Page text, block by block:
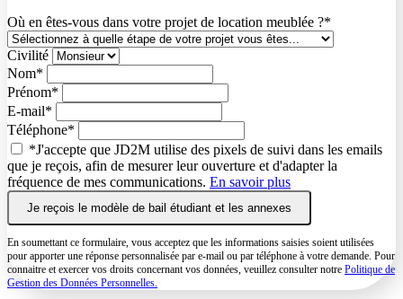
Où en êtes-vous dans votre projet de location meublée ?*
Civilité
Nom*
Prénom*
E-mail*
Téléphone*
*J'accepte que JD2M utilise des pixels de suivi dans les emails
que je reçois, afin de mesurer leur ouverture et d'adapter la
fréquence de mes communications. En savoir plus
Je reçois le modèle de bail étudiant et les annexes
En soumettant ce formulaire, vous acceptez que les informations saisies soient utilisées
pour apporter une réponse personnalisée par e-mail ou par téléphone à votre demande. Pour
connaitre et exercer vos droits concernant vos données, veuillez consulter notre Politique de
Gestion des Données Personnelles.